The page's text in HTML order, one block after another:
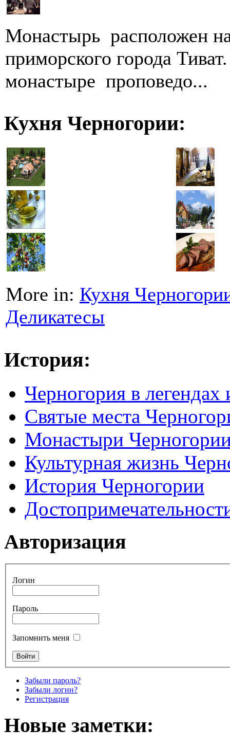
Монастырь расположен
приморского города
монастыре проповедо...
Кухня Черногории:
More in: Кухня
Деликатесы
История:
Черногория в легендах
Святые места
Монастыри
Культурная жизнь
История Черногории
Авторизация
Логин
Пароль
Запомнить меня
Забыли пароль?
Забыли логин?
Регистрация
Новые заметки: